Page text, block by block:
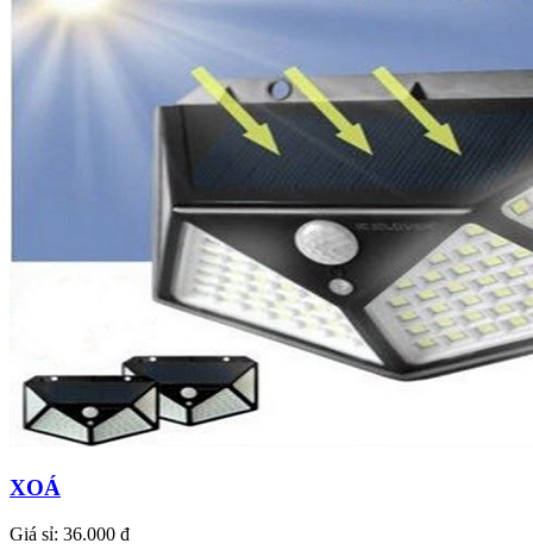
XOÁ
Giá sỉ: 36.000 đ